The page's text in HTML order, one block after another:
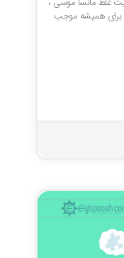
همیشه موجب